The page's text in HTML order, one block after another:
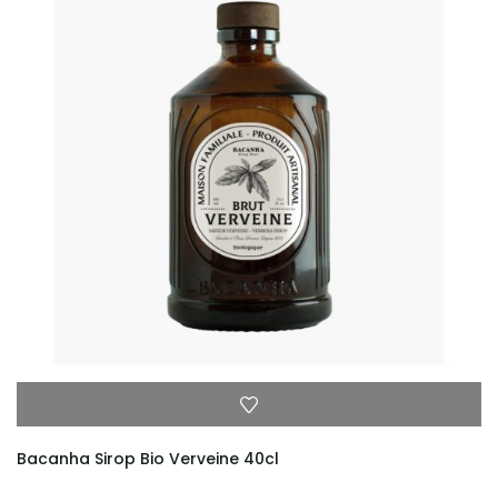
Bacanha Sirop Bio Verveine 40cl